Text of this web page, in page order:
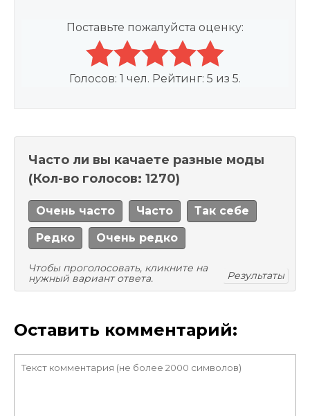
Поставьте пожалуйста оценку:
Голосов: 1 чел. Рейтинг: 5 из 5.
Часто ли вы качаете разные моды
(Кол-во голосов: 1270)
Очень часто Часто Так себе
Редко Очень редко
Чтобы проголосовать, кликните на
нужный вариант ответа.
Результаты
Оставить комментарий: